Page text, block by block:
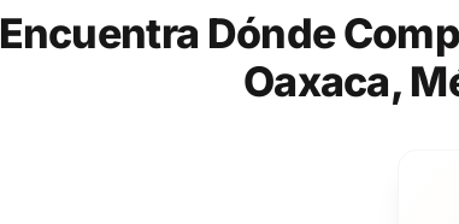
Encuentra Dónde
Oaxaca,